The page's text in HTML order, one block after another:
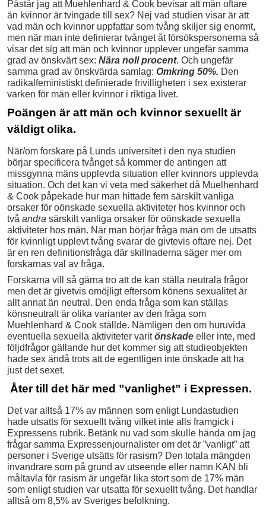
Påstår jag att Muehlenhard & Cook bevisar att män oftare
än kvinnor är tvingade till sex? Nej vad studien visar är att
vad män och kvinnor uppfattar som tvång skiljer sig enormt,
men när man inte definierar tvånget åt försökspersonerna så
visar det sig att män och kvinnor upplever ungefär samma
grad av önskvärt sex: Nära noll procent. Och ungefär
samma grad av önskvärda samlag: Omkring 50%. Den
radikalfeministiskt definierade frivilligheten i sex existerar
varken för män eller kvinnor i riktiga livet.
Poängen är att män och kvinnor sexuellt är
väldigt olika.
När/om forskare på Lunds universitet i den nya studien
börjar specificera tvånget så kommer de antingen att
missgynna mäns upplevda situation eller kvinnors upplevda
situation. Och det kan vi veta med säkerhet då Muelhenhard
& Cook påpekade hur man hittade fem särskilt vanliga
orsaker för oönskade sexuella aktiviteter hos kvinnor och
två andra särskilt vanliga orsaker för oönskade sexuella
aktiviteter hos män. När man börjar fråga män om de utsatts
för kvinnligt upplevt tvång svarar de givtevis oftare nej. Det
är en ren definitionsfråga där skillnaderna säger mer om
forskarnas val av fråga.
Forskarna vill så gärna tro att de kan ställa neutrala frågor
men det är givetvis omöjligt eftersom könens sexualitet är
allt annat än neutral. Den enda fråga som kan ställas
könsneutralt är olika varianter av den fråga som
Muehlenhard & Cook ställde. Nämligen den om huruvida
eventuella sexuella aktiviteter varitönskade eller inte, med
följdfrågor gällande hur det kommer sig att studieobjekten
hade sex ändå trots att de egentligen inte önskade att ha
just det sexet.
Åter till det här med ”vanlighet” i Expressen.
Det var alltså 17% av männen som enligt Lundastudien
hade utsatts för sexuellt tvång vilket inte alls framgick i
Expressens rubrik. Betänk nu vad som skulle hända om jag
frågar samma Expressenjournalister om det är ”vanligt” att
personer i Sverige utsätts för rasism? Den totala mängden
invandrare som på grund av utseende eller namn KAN bli
måltavla för rasism är ungefär lika stort som de 17% män
som enligt studien var utsatta för sexuellt tvång. Det handlar
alltså om 8,5% av Sveriges befolkning.